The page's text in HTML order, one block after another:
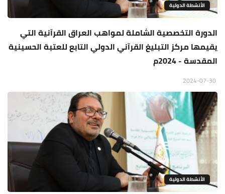
الأنشطة الدولية
الدورة التخصصية الشاملة لمواهب العراق القرآنية التي
يقيمها مركز التبليغ القرآني الدولي التابع للعتبة الحسينية
المقدسة - 2024م
الأنشطة الدولية